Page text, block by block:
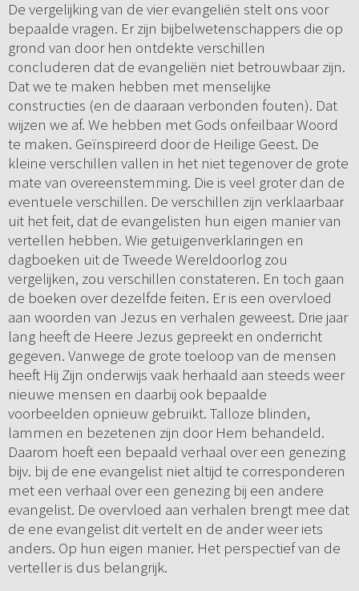
De vergelijking van de vier evangeliën stelt ons voor
bepaalde vragen. Er zijn bijbelwetenschappers die op
grond van door hen ontdekte verschillen
concluderen dat de evangeliën niet betrouwbaar zijn.
Dat we te maken hebben met menselijke
constructies (en de daaraan verbonden fouten). Dat
wijzen we af. We hebben met Gods onfeilbaar Woord
te maken. Geïnspireerd door de Heilige Geest. De
kleine verschillen vallen in het niet tegenover de grote
mate van overeenstemming. Die is veel groter dan de
eventuele verschillen. De verschillen zijn verklaarbaar
uit het feit, dat de evangelisten hun eigen manier van
vertellen hebben. Wie getuigenverklaringen en
dagboeken uit de Tweede Wereldoorlog zou
vergelijken, zou verschillen constateren. En toch gaan
de boeken over dezelfde feiten. Er is een overvloed
aan woorden van Jezus en verhalen geweest. Drie jaar
lang heeft de Heere Jezus gepreekt en onderricht
gegeven. Vanwege de grote toeloop van de mensen
heeft Hij Zijn onderwijs vaak herhaald aan steeds weer
nieuwe mensen en daarbij ook bepaalde
voorbeelden opnieuw gebruikt. Talloze blinden,
lammen en bezetenen zijn door Hem behandeld.
Daarom hoeft een bepaald verhaal over een genezing
bijv. bij de ene evangelist niet altijd te corresponderen
met een verhaal over een genezing bij een andere
evangelist. De overvloed aan verhalen brengt mee dat
de ene evangelist dit vertelt en de ander weer iets
anders. Op hun eigen manier. Het perspectief van de
verteller is dus belangrijk.